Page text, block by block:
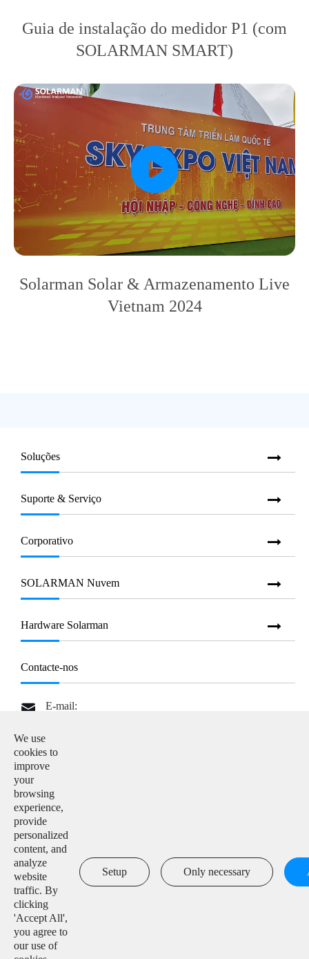
Guia de instalação do medidor P1 (com
SOLARMAN SMART)
Solarman Solar & Armazenamento Live
Vietnam 2024
Soluções
Suporte & Serviço
Corporativo
SOLARMAN Nuvem
Hardware Solarman
Contacte-nos

E-mail:


Building H4, China IoT International Innovation Park,
No. 6, Jingxian Road, Wuxi, Jiangsu, P. R. China
Direitos autorais ©
We use
cookies to
improve
your
browsing
experience,
provide
personalized
content, and
analyze
website
traffic. By
clicking
'Accept All',
you agree to
our use of
Setup Only necessary